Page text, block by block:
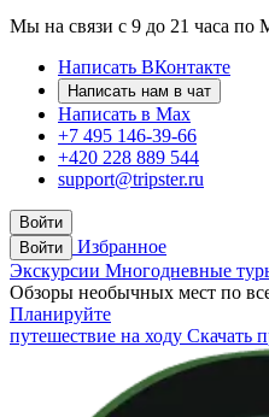
Мы на связи с 9 до 21 часа по
Написать ВКонтакте
Написать нам в чат
Написать в Max
+7 495 146-39-66
+420 228 889 544
support@tripster.ru
Войти
Войти
Избранное
Экскурсии Многодневные
Обзоры необычных мест по
Планируйте
путешествие на ходу Скачать